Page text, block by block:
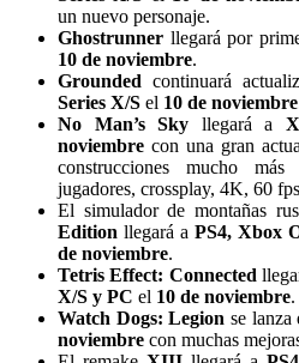
un nuevo personaje.
Ghostrunner llegará por
10 de noviembre.
Grounded continuará
Series X/S el 10 de noviembre
No Man’s Sky llegará a
noviembre con una gran
construcciones mucho
jugadores, crossplay, 4K, 60
El simulador de montañas
Edition llegará a PS4, Xbox
de noviembre.
Tetris Effect: Connected
X/S y PC el 10 de noviembre.
Watch Dogs: Legion se lanza
noviembre con muchas